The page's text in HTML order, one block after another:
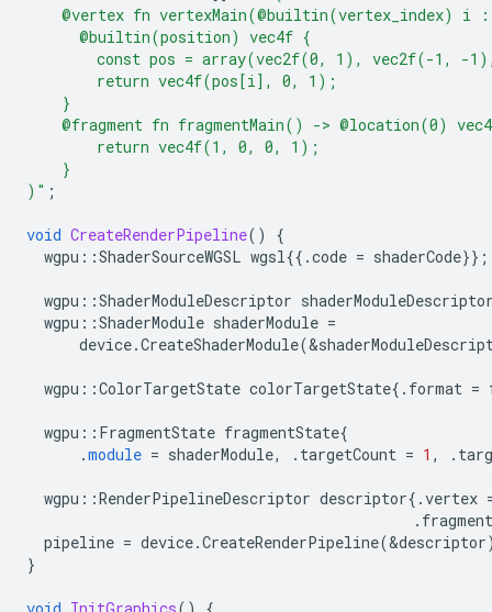
@vertex fn vertexMain(@builtin(vertex_index) i
      @builtin(position) vec4f {
const pos = array(vec2f(0, 1), vec2f(-1, -
        return vec4f(pos[i], 0, 1);
    }
@fragment fn fragmentMain() -> @location(0)
        return vec4f(1, 0, 0, 1);
    }
) " ;
void CreateRenderPipeline()
{
wgpu ::ShaderSourceWGSL wgsl{{.code = shaderCode}};
wgpu ::ShaderModuleDescriptor
wgpu ::ShaderModule shaderModule =
device.CreateShaderModule(&
wgpu ::ColorTargetState colorTargetState{. format =
wgpu :: FragmentState fragmentState{
.module = shaderModule, . targetCount = 1 , .
wgpu ::RenderPipelineDescriptor descriptor{.vertex
. fragment
pipeline = device.CreateRenderPipeline(&descriptor
}